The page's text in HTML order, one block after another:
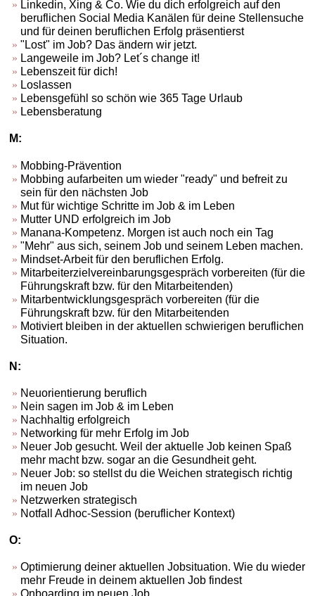
Linkedin, Xing & Co. Wie du dich erfolgreich auf den
beruflichen Social Media Kanälen für deine Stellensuche
und für deinen beruflichen Erfolg präsentierst
"Lost" im Job? Das ändern wir jetzt.
Langeweile im Job? Let´s change it!
Lebenszeit für dich!
Loslassen
Lebensgefühl so schön wie 365 Tage Urlaub
Lebensberatung
M:
Mobbing-Prävention
Mobbing aufarbeiten um wieder "ready" und befreit zu
sein für den nächsten Job
Mut für wichtige Schritte im Job & im Leben
Mutter UND erfolgreich im Job
Manana-Kompetenz. Morgen ist auch noch ein Tag
"Mehr" aus sich, seinem Job und seinem Leben machen.
Mindset-Arbeit für den beruflichen Erfolg.
Mitarbeiterzielvereinbarungsgespräch vorbereiten (für die
Führungskraft bzw. für den Mitarbeitenden)
Mitarbentwicklungsgespräch vorbereiten (für die
Führungskraft bzw. für den Mitarbeitenden
Motiviert bleiben in der aktuellen schwierigen beruflichen
Situation.
N:
Neuorientierung beruflich
Nein sagen im Job & im Leben
Nachhaltig erfolgreich
Networking für mehr Erfolg im Job
Neuer Job gesucht. Weil der aktuelle Job keinen Spaß
mehr macht bzw. sogar an die Gesundheit geht.
Neuer Job: so stellst du die Weichen strategisch richtig
im neuen Job
Netzwerken strategisch
Notfall Adhoc-Session (beruflicher Kontext)
O:
Optimierung deiner aktuellen Jobsituation. Wie du wieder
mehr Freude in deinem aktuellen Job findest